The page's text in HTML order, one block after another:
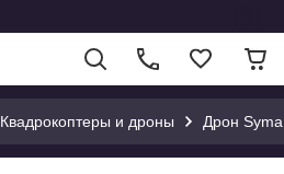
Квадрокоптеры и дроны Дрон